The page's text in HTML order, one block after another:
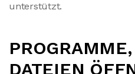
unterstützt.
DATEIEN